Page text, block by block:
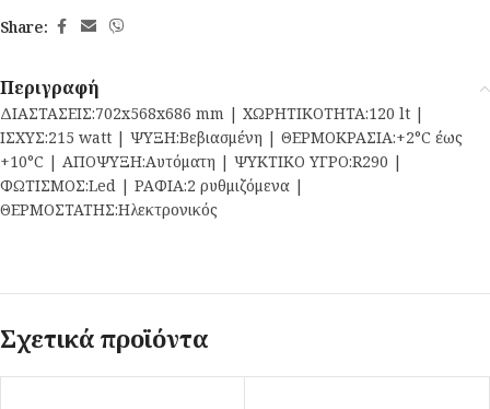
Share:
Περιγραφή
ΔΙΑΣΤΑΣΕΙΣ:702x568x686 mm | ΧΩΡΗΤΙΚΟΤΗΤΑ:120 lt |
ΙΣΧΥΣ:215 watt | ΨΥΞΗ:Βεβιασμένη | ΘΕΡΜΟΚΡΑΣΙΑ:+2°C έως
+10°C | ΑΠΟΨΥΞΗ:Αυτόματη | ΨΥΚΤΙΚΟ ΥΓΡΟ:R290 |
ΦΩΤΙΣΜΟΣ:Led | ΡΑΦΙΑ:2 ρυθμιζόμενα |
ΘΕΡΜΟΣΤΑΤΗΣ:Ηλεκτρονικός
Σχετικά προϊόντα